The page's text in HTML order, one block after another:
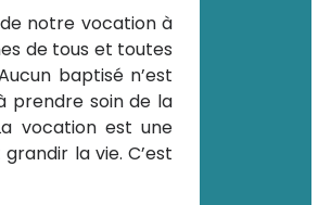
notre vocation à
de tous et toutes
baptisé n’est
prendre soin de la
vocation est une
la vie. C’est